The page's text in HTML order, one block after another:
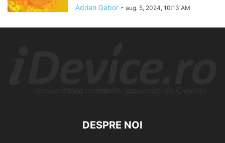
Adrian Gabor - aug. 5, 2024, 10:13 AM
DESPRE NOI